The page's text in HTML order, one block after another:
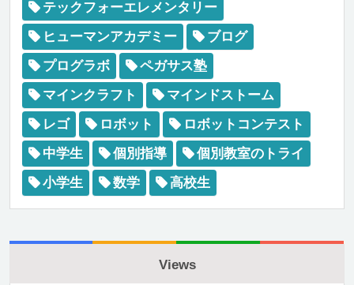
テックフォーエレメンタリー
ヒューマンアカデミー
ブログ
プログラボ
ペガサス塾
マインクラフト
マインドストーム
レゴ
ロボット
ロボットコンテスト
中学生
個別指導
個別教室のトライ
小学生
数学 高校生
Views